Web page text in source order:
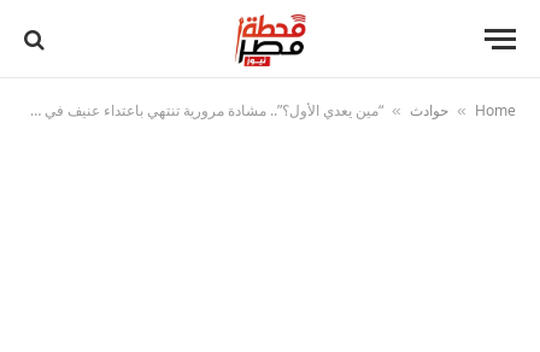
Home
» حوادث » “مين يعدي الأول؟”.. مشادة مرورية تنتهي باعتداء عنيف في شوارع الإسكندرية